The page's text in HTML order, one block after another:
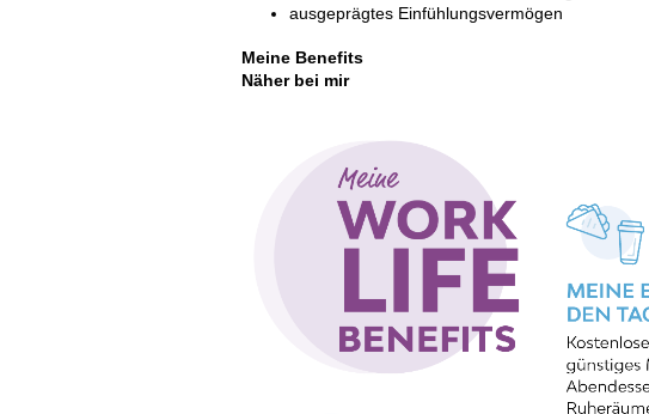
ausgeprägtes Einfühlungsvermögen
Meine Benefits
Näher bei mir